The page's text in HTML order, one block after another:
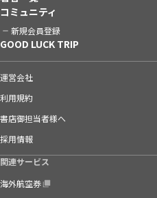
コミュニティ
新規会員登録
GOOD LUCK TRIP
運営会社
利用規約
書店御担当者様へ
採用情報
関連サービス
海外航空券